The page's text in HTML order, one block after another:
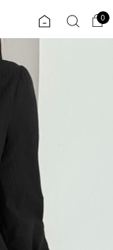
0
TW
회원혜택
COMMUNITY
0